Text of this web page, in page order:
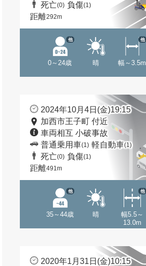
死亡(0) 負傷(1)
距離292m
0～24歳
他
晴 幅～3.5m
他
2024年10月4日(金)19:15
加西市王子町 付近
車両相互 小破事故
普通乗用車(1) 軽自動車(1)
死亡(0) 負傷(1)
距離491m
35～44歳
他
晴
幅5.5～
13.0m
他
2020年1月31日(金)10:15